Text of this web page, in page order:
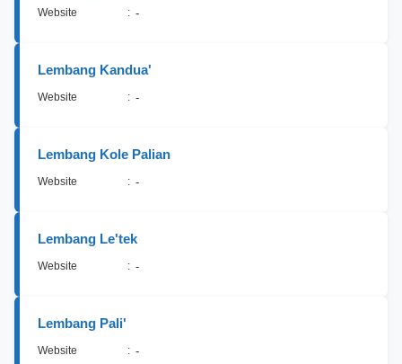
Website : -
Lembang Kandua'
Website : -
Lembang Kole Palian
Website : -
Lembang Le'tek
Website : -
Lembang Pali'
Website : -